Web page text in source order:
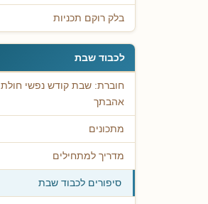
בלק רוקם תכניות
לכבוד שבת
חוברת: שבת קודש נפשי חולת
אהבתך
מתכונים
מדריך למתחילים
סיפורים לכבוד שבת